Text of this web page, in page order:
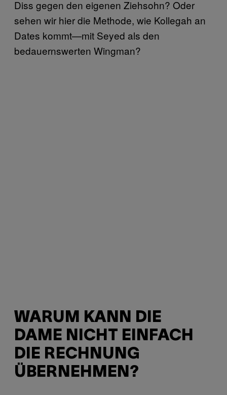
Diss gegen den eigenen Ziehsohn? Oder
sehen wir hier die Methode, wie Kollegah an
Dates kommt—mit Seyed als den
bedauernswerten Wingman?
WARUM KANN DIE
DAME NICHT EINFACH
DIE RECHNUNG
ÜBERNEHMEN?